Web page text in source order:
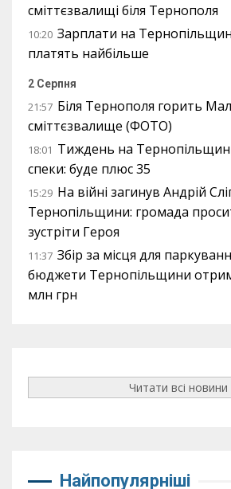
сміттєзвалищі біля Тернополя
10:20 Зарплати на
платять найбільше
2 Серпня
21:57 Біля Тернополя горить
сміттєзвалище (ФОТО)
18:01 Тиждень на
спеки: буде плюс 35
15:29 На війні загинув Андрій
Тернопільщини: громада
зустріти Героя
11:37 Збір за місця для
бюджети Тернопільщини
млн грн
Читати всі новини
Найпопулярніші